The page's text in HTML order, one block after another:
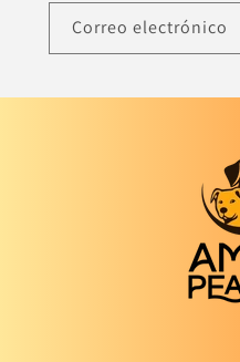
Correo electrónico